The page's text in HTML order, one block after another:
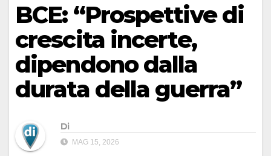
BCE: “Prospettive di
crescita incerte,
dipendono dalla
durata della guerra”
Di
MAG 15, 2026